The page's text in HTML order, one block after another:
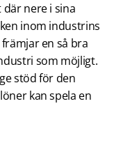
nere i sina
inom industrins
en så bra
som möjligt.
stöd för den
kan spela en